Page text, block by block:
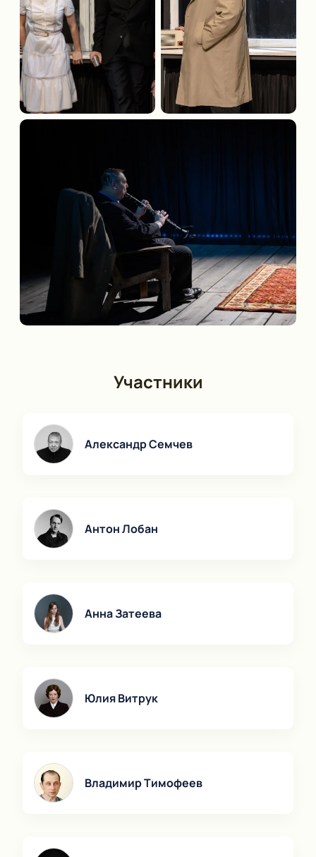
Обратите внимание, возможна смена актёрского
состава.
Режиссёр:Андрей Калинин
Актёрский состав:
Кирилл Власов, Александр
Семчев, Анна Затеева, Максим Осинцев, Даниил
Феофанов, Антон Лобан, Юлия Витрук, Владимир
Участники
Александр Семчев
Антон Лобан
Анна Затеева
Юлия Витрук
Владимир Тимофеев